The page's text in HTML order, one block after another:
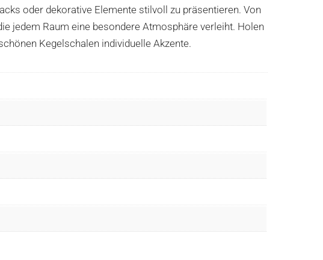
oder dekorative Elemente stilvoll zu präsentieren. Von
jedem Raum eine besondere Atmosphäre verleiht. Holen
Kegelschalen individuelle Akzente.